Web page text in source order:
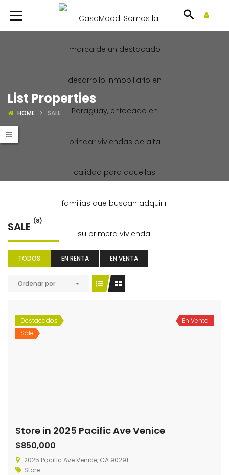
List Properties
HOME SALE
SALE (8)
TODOS EN RENTA EN VENTA
Ordenar por
Destacados
Sale
En Venta
Store in 2025 Pacific Ave Venice
$850,000
2025 Pacific Ave Venice, CA 90291
Store